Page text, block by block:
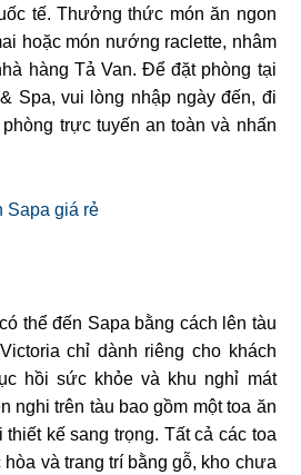
tế. Thưởng thức món ăn ngon
hoặc món nướng raclette, nhâm
hàng Tả Van. Để đặt phòng tại
Spa, vui lòng nhập ngày đến, đi
trực tuyến an toàn và nhấn
Sapa giá rẻ
thể đến Sapa bằng cách lên tàu
chỉ dành riêng cho khách
hồi sức khỏe và khu nghỉ mát
nghi trên tàu bao gồm một toa ăn
kế sang trọng. Tất cả các toa
và trang trí bằng gỗ, kho chưa